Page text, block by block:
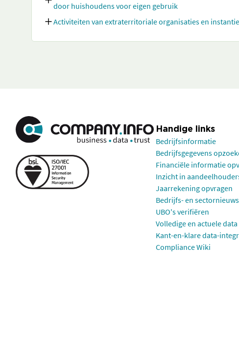
door huishoudens voor eigen gebruik
Activiteiten van extraterritoriale organisaties en
Handige links
Bedrijfsinformatie
Bedrijfsgegevens
Financiële informatie
Inzicht in
Jaarrekening opvragen
Bedrijfs- en
UBO's verifiëren
Volledige en actuele
Kant-en-klare data-
Compliance Wiki